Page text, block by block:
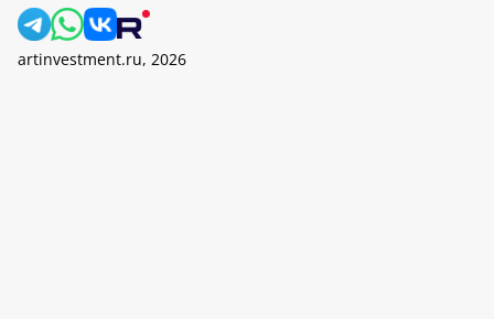
artinvestment.ru, 2026